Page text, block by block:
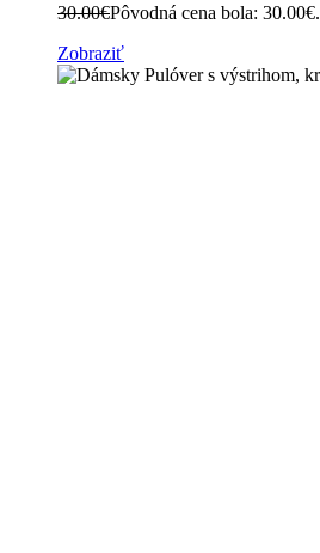
30.00€Pôvodná cena bola: 30.00€.
Zobraziť